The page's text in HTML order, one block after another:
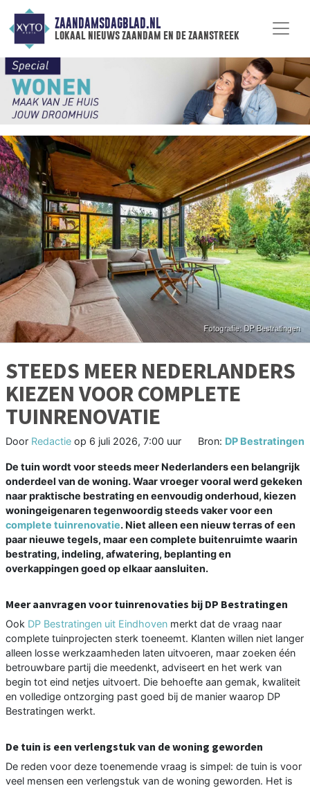
ZAANDAMSDAGBLAD.NL
lokaal nieuws zaandam en de zaanstreek
STEEDS MEER NEDERLANDERS
KIEZEN VOOR COMPLETE
TUINRENOVATIE
Door Redactie op 6 juli 2026, 7:00 uur Bron: DP Bestratingen
De tuin wordt voor steeds meer Nederlanders een belangrijk
onderdeel van de woning. Waar vroeger vooral werd gekeken
naar praktische bestrating en eenvoudig onderhoud, kiezen
woningeigenaren tegenwoordig steeds vaker voor een
complete tuinrenovatie. Niet alleen een nieuw terras of een
paar nieuwe tegels, maar een complete buitenruimte waarin
bestrating, indeling, afwatering, beplanting en
overkappingen goed op elkaar aansluiten.
Meer aanvragen voor tuinrenovaties bij DP Bestratingen
Ook DP Bestratingen uit Eindhoven merkt dat de vraag naar
complete tuinprojecten sterk toeneemt. Klanten willen niet langer
alleen losse werkzaamheden laten uitvoeren, maar zoeken één
betrouwbare partij die meedenkt, adviseert en het werk van
begin tot eind netjes uitvoert. Die behoefte aan gemak, kwaliteit
en volledige ontzorging past goed bij de manier waarop DP
Bestratingen werkt.
De tuin is een verlengstuk van de woning geworden
De reden voor deze toenemende vraag is simpel: de tuin is voor
veel mensen een verlengstuk van de woning geworden. Het is